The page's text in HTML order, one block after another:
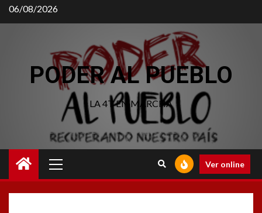
06/08/2026
PODER AL PUEBLO
LA 4T EN MARCHA
Ver online